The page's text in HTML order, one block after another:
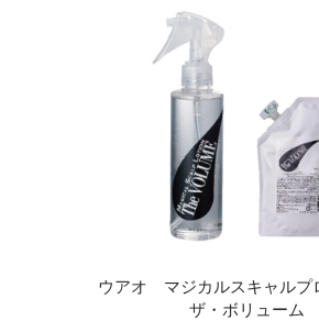
ウアオ マジカルスキャルプ
ザ・ボリューム